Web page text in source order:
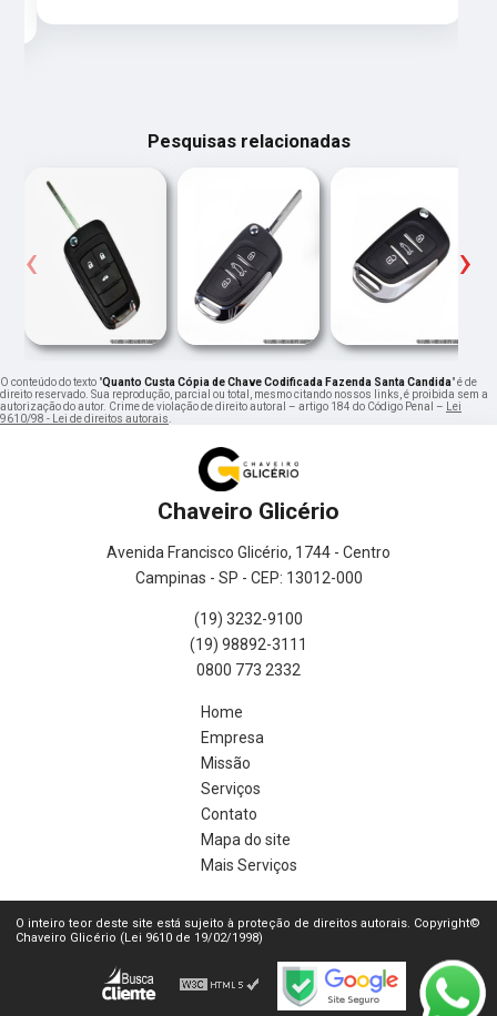
Pesquisas relacionadas
‹ ›
O conteúdo do texto "Quanto Custa Cópia de Chave Codificada Fazenda Santa Candida" é de
direito reservado. Sua reprodução, parcial ou total, mesmo citando nossos links, é proibida sem a
autorização do autor. Crime de violação de direito autoral – artigo 184 do Código Penal –
Lei
9610/98 - Lei de direitos autorais
Chaveiro Glicério
Avenida Francisco Glicério, 1744 - Centro
Campinas - SP - CEP: 13012-000
(19) 3232-9100
(19) 98892-3111
0800 773 2332
Home
Empresa
Missão
Serviços
Contato
Mapa do site
Mais Serviços
O inteiro teor deste site está sujeito à proteção de direitos autorais. Copyright©
Chaveiro Glicério (Lei 9610 de 19/02/1998)